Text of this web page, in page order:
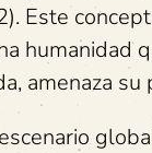
Este
humanidad
amenaza su